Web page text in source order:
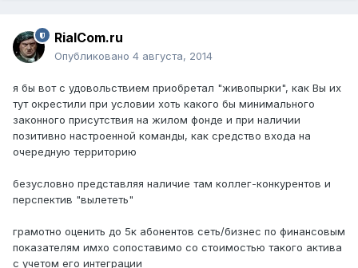
RialCom.ru
Опубликовано 4 августа, 2014
я бы вот с удовольствием приобретал "живопырки", как Вы их
тут окрестили при условии хоть какого бы минимального
законного присутствия на жилом фонде и при наличии
позитивно настроенной команды, как средство входа на
очередную территорию
безусловно представляя наличие там коллег-конкурентов и
перспектив "вылететь"
грамотно оценить до 5к абонентов сеть/бизнес по финансовым
показателям имхо сопоставимо со стоимостью такого актива
с учетом его интеграции